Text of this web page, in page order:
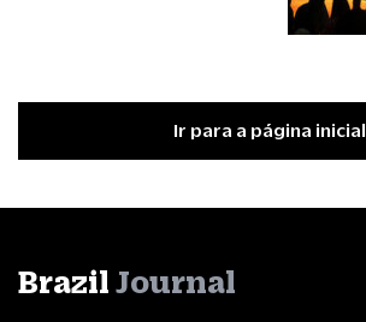
Ir para a página inicial
Brazil Journal